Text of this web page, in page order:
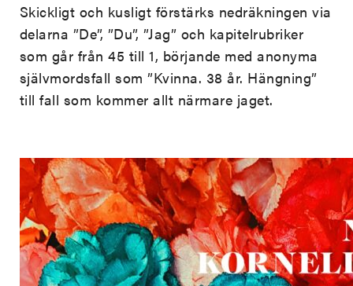
Skickligt och kusligt förstärks nedräkningen via
delarna ”De”, ”Du”, ”Jag” och kapitelrubriker
som går från 45 till 1, börjande med anonyma
självmordsfall som ”Kvinna. 38 år. Hängning”
till fall som kommer allt närmare jaget.